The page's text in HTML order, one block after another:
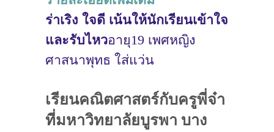
ร่าเริง ใจดี เน้นให้นักเรียนเข้าใจ
และรับไหวอายุ19 เพศหญิง
ศาสนาพุทธ ใส่แว่น
เรียนคณิตศาสตร์กับครูพี่จ๋า
ที่มหาวิทยาลัยบูรพา บาง